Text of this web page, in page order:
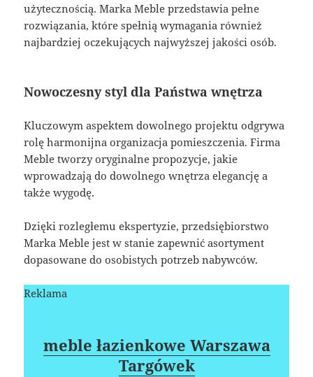
użytecznością. Marka Meble przedstawia pełne
rozwiązania, które spełnią wymagania również
najbardziej oczekujących najwyższej jakości osób.
Nowoczesny styl dla Państwa wnętrza
Kluczowym aspektem dowolnego projektu odgrywa
rolę harmonijna organizacja pomieszczenia. Firma
Meble tworzy oryginalne propozycje, jakie
wprowadzają do dowolnego wnętrza elegancję a
także wygodę.
Dzięki rozległemu ekspertyzie, przedsiębiorstwo
Marka Meble jest w stanie zapewnić asortyment
dopasowane do osobistych potrzeb nabywców.
Reklama
meble łazienkowe Warszawa
Targówek